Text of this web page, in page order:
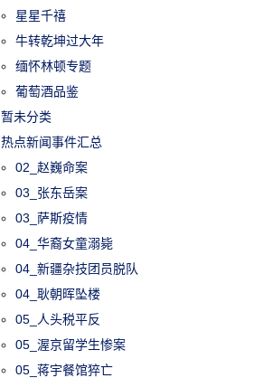
星星千禧
牛转乾坤过大年
缅怀林顿专题
葡萄酒品鉴
暂未分类
热点新闻事件汇总
02_赵巍命案
03_张东岳案
03_萨斯疫情
04_华裔女童溺毙
04_新疆杂技团员脱队
04_耿朝晖坠楼
05_人头税平反
05_渥京留学生惨案
05_蒋宇餐馆猝亡